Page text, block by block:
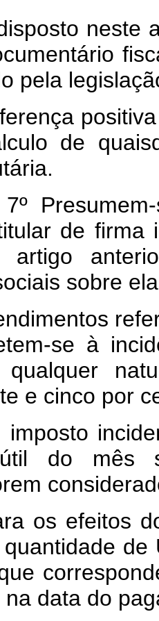
neste
pela
de
de firma
sobre
se à
e cinco por
do mês
os efeitos
data do